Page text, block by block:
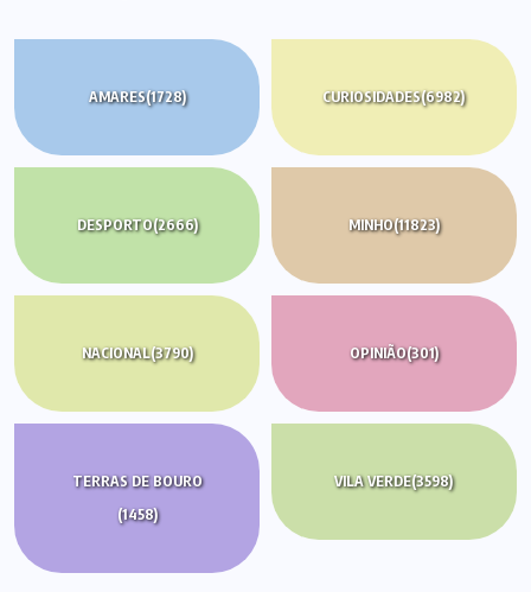
AMARES(1728) CURIOSIDADES(6982)
DESPORTO(2666) MINHO(11823)
NACIONAL(3790) OPINIÃO(301)
TERRAS DE BOURO
(1458)
VILA VERDE(3598)